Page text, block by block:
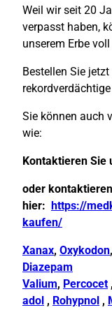
Weil wir seit 20
verpasst haben,
unserem Erbe
Bestellen Sie
Sie können auch
wie:
Kontaktieren Sie
oder
hier:
https://
kaufen/
Xanax, Oxykodon,
Diazepam
Valium, Percocet,
adol , Rohypnol ,